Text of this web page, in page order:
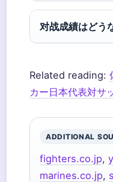
对战成績はどう
Related reading:
カー日本代表対サ
ADDITIONAL
fighters.co.jp,
marines.co.jp,